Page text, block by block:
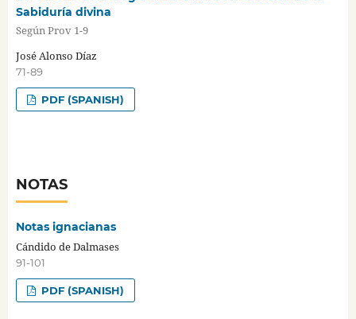
Sabiduría divina
Según Prov 1-9
José Alonso Díaz
71-89
PDF (SPANISH)
NOTAS
Notas ignacianas
Cándido de Dalmases
91-101
PDF (SPANISH)